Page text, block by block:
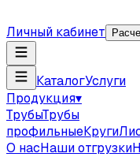
Личный кабинет
КаталогУслуги
Продукция▾
ТрубыТрубы
профильныеКруги
О насНаши отгрузки